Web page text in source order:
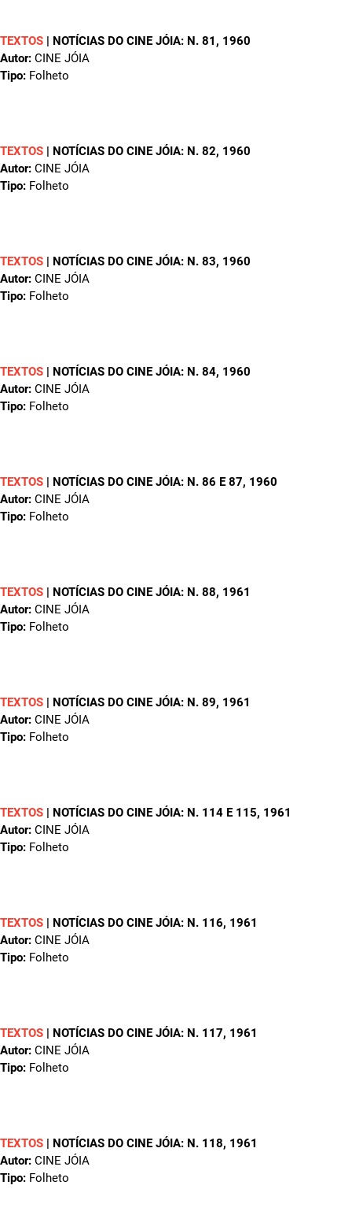
TEXTOS | NOTÍCIAS DO CINE JÓIA: N. 81 , 1960
Autor: CINE JÓIA
Tipo: Folheto
TEXTOS | NOTÍCIAS DO CINE JÓIA: N. 82, 1960
Autor: CINE JÓIA
Tipo: Folheto
TEXTOS | NOTÍCIAS DO CINE JÓIA: N. 83, 1960
Autor: CINE JÓIA
Tipo: Folheto
TEXTOS | NOTÍCIAS DO CINE JÓIA: N. 84, 1960
Autor: CINE JÓIA
Tipo: Folheto
TEXTOS | NOTÍCIAS DO CINE JÓIA: N. 86 E 87, 1960
Autor: CINE JÓIA
Tipo: Folheto
TEXTOS | NOTÍCIAS DO CINE JÓIA: N. 88, 1961
Autor: CINE JÓIA
Tipo: Folheto
TEXTOS | NOTÍCIAS DO CINE JÓIA: N. 89, 1961
Autor: CINE JÓIA
Tipo: Folheto
TEXTOS | NOTÍCIAS DO CINE JÓIA: N. 114 E 115, 1961
Autor: CINE JÓIA
Tipo: Folheto
TEXTOS | NOTÍCIAS DO CINE JÓIA: N. 116, 1961
Autor: CINE JÓIA
Tipo: Folheto
TEXTOS | NOTÍCIAS DO CINE JÓIA: N. 117, 1961
Autor: CINE JÓIA
Tipo: Folheto
TEXTOS | NOTÍCIAS DO CINE JÓIA: N. 118, 1961
Autor: CINE JÓIA
Tipo: Folheto